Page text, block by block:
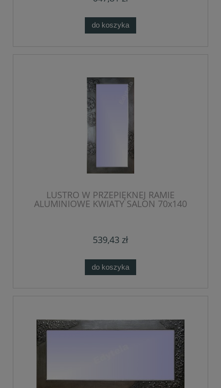
do koszyka
LUSTRO W PRZEPIĘKNEJ RAMIE
ALUMINIOWE KWIATY SALON 70x140
539,43 zł
do koszyka